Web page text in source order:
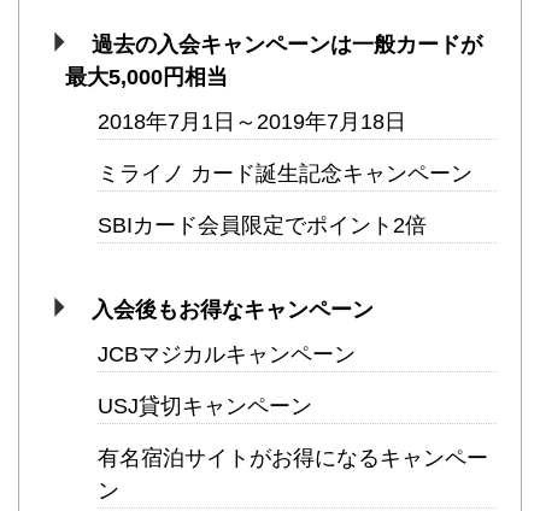
過去の入会キャンペーンは一般カードが
最大5,000円相当
2018年7月1日～2019年7月18日
ミライノ カード誕生記念キャンペーン
SBIカード会員限定でポイント2倍
入会後もお得なキャンペーン
JCBマジカルキャンペーン
USJ貸切キャンペーン
有名宿泊サイトがお得になるキャンペー
ン